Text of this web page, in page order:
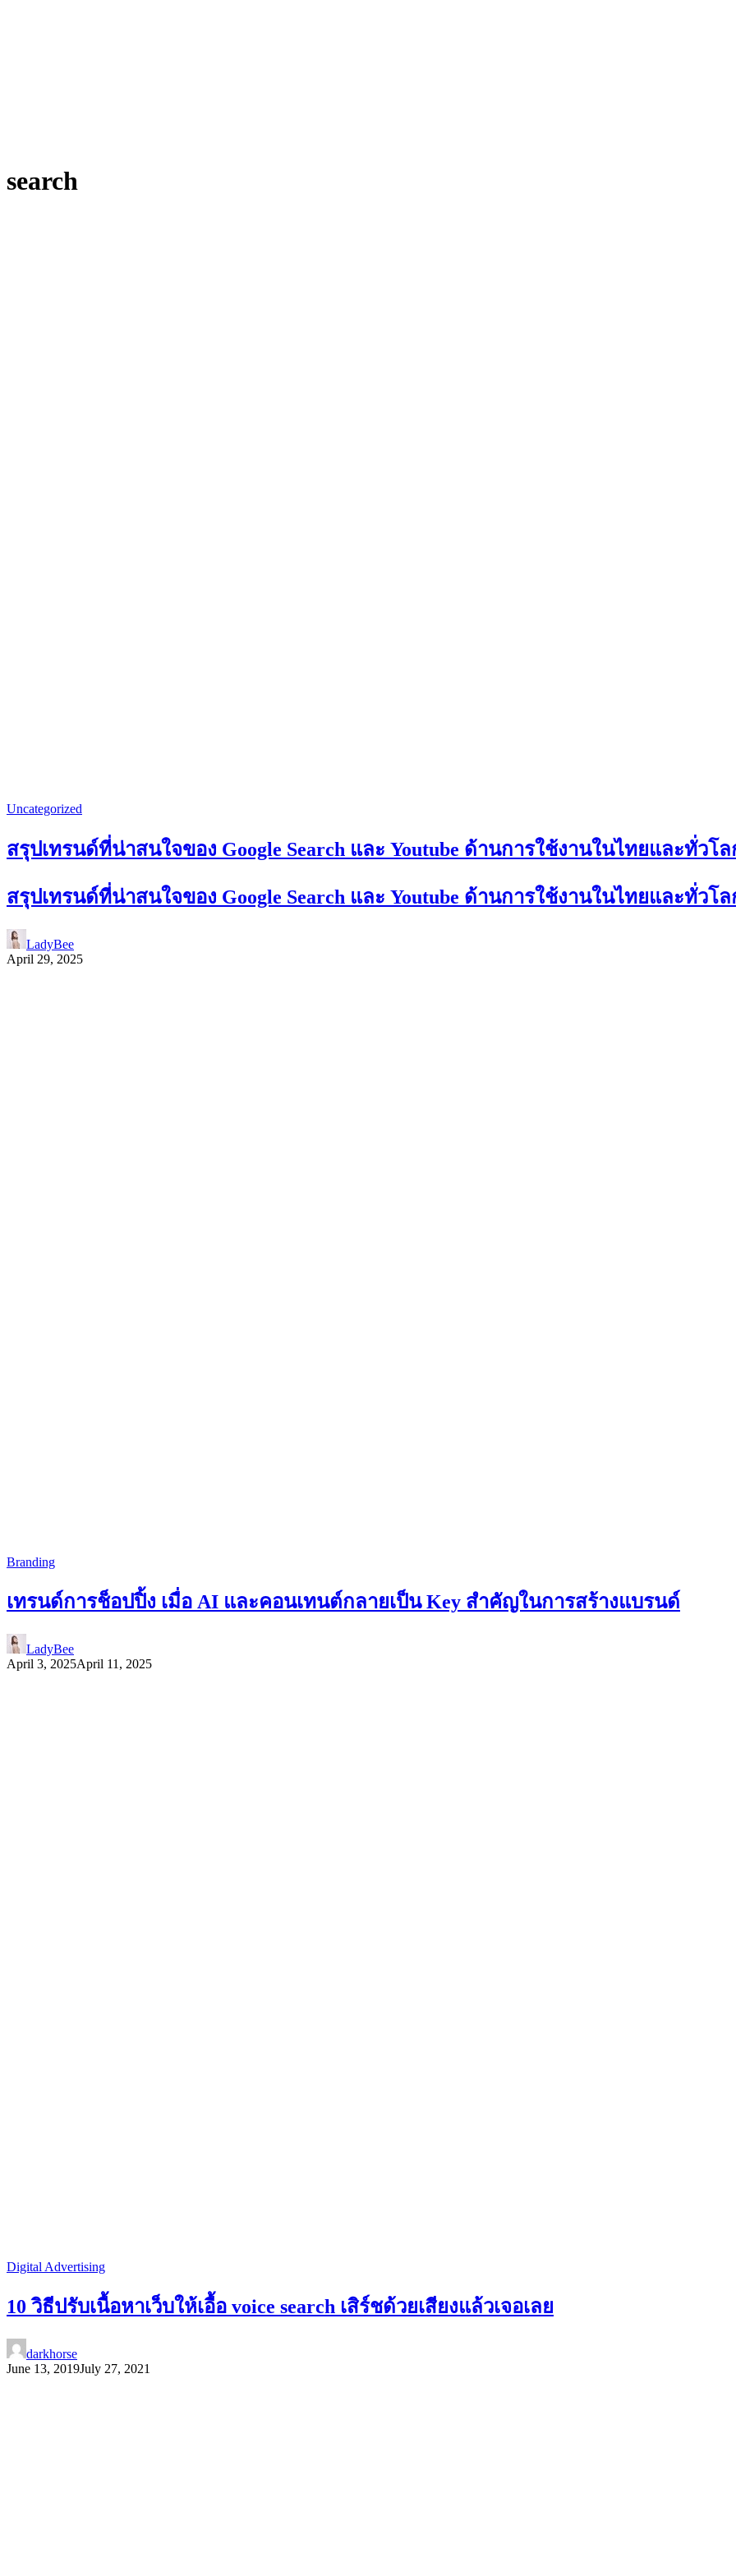
search
Uncategorized
สรุปเทรนด์ที่น่าสนใจของ Google Search และ Youtube ด้านการใช้งานในไทยและทั่วโล
สรุปเทรนด์ที่น่าสนใจของ Google Search และ Youtube ด้านการใช้งานในไทยและทั่วโล
LadyBee
April 29, 2025
Branding
เทรนด์การช็อปปิ้ง เมื่อ AI และคอนเทนต์กลายเป็น Key สำคัญในการสร้างแบรนด์
LadyBee
April 3, 2025April 11, 2025
Digital Advertising
10 วิธีปรับเนื้อหาเว็บให้เอื้อ voice search เสิร์ชด้วยเสียงแล้วเจอเลย
darkhorse
June 13, 2019July 27, 2021